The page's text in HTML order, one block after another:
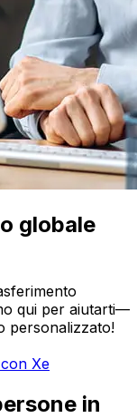
globale
qui per aiutarti—
personalizzato!
Xe
in